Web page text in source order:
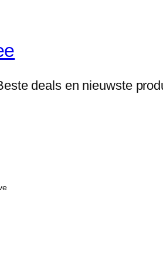
deals en nieuwste